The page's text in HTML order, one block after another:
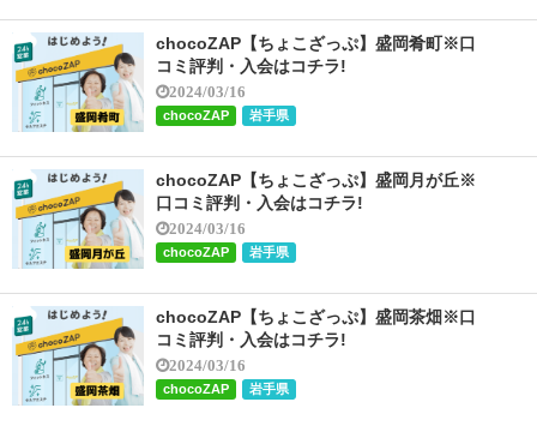
chocoZAP【ちょこざっぷ】盛岡肴町※口
コミ評判・入会はコチラ!
2024/03/16
chocoZAP 岩手県
chocoZAP【ちょこざっぷ】盛岡月が丘※
口コミ評判・入会はコチラ!
2024/03/16
chocoZAP 岩手県
chocoZAP【ちょこざっぷ】盛岡茶畑※口
コミ評判・入会はコチラ!
2024/03/16
chocoZAP 岩手県